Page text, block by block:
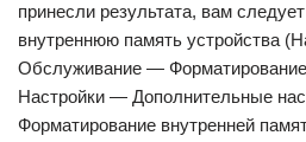
принесли результата, вам
внутреннюю память устройства
Обслуживание —
Настройки — Дополнительные
Форматирование внутренней